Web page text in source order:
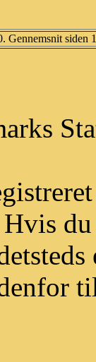
Gennemsnit siden